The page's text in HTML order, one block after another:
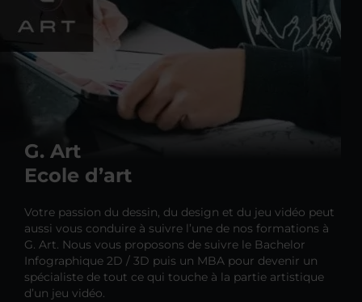
G. Art
Ecole d’art
Votre passion du dessin, du design et du jeu vidéo peut
aussi vous conduire à suivre l’une de nos formations à
G. Art. Nous vous proposons de suivre le Bachelor
Infographique 2D / 3D puis un MBA pour devenir un
spécialiste de tout ce qui touche à la partie artistique
d’un jeu vidéo.